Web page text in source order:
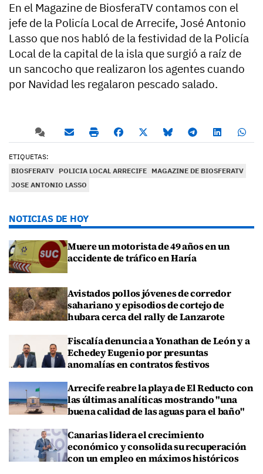
En el Magazine de BiosferaTV contamos con el
jefe de la Policía Local de Arrecife, José Antonio
Lasso que nos habló de la festividad de la Policía
Local de la capital de la isla que surgió a raíz de
un sancocho que realizaron los agentes cuando
por Navidad les regalaron pescado salado.
ETIQUETAS:
BIOSFERATV POLICIA LOCAL ARRECIFE MAGAZINE DE BIOSFERATV
JOSE ANTONIO LASSO
NOTICIAS DE HOY
Muere un motorista de 49 años en un
accidente de tráfico en Haría
Avistados pollos jóvenes de corredor
sahariano y episodios de cortejo de
hubara cerca del rally de Lanzarote
Fiscalía denuncia a Yonathan de León y a
Echedey Eugenio por presuntas
anomalías en contratos festivos
Arrecife reabre la playa de El Reducto con
las últimas analíticas mostrando "una
buena calidad de las aguas para el baño"
Canarias lidera el crecimiento
económico y consolida su recuperación
con un empleo en máximos históricos